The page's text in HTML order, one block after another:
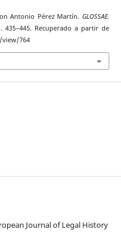
Antonio Pérez Martín.GLOSSAE.
435–445. Recuperado a partir de
view/764
Journal of Legal History